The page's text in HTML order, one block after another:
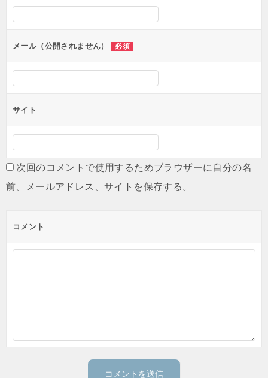
シ
ョ
ンメール（公開されません） 必須
サイト
次回のコメントで使用するためブラウザーに自分の名
前、メールアドレス、サイトを保存する。
コメント